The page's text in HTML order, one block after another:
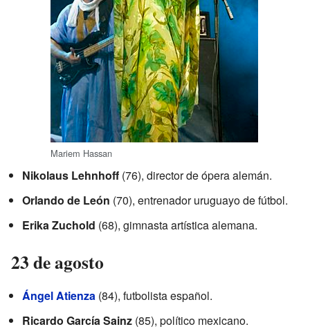
Mariem Hassan
Nikolaus Lehnhoff (76), director de ópera alemán.
Orlando de León (70), entrenador uruguayo de fútbol.
Erika Zuchold (68), gimnasta artística alemana.
23 de agosto
Ángel Atienza (84), futbolista español.
Ricardo García Sainz (85), político mexicano.